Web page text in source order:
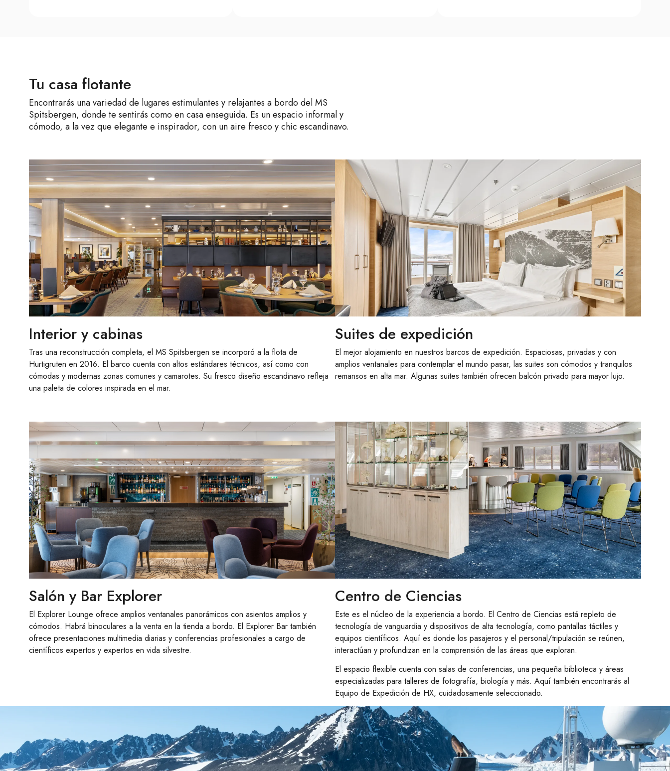
Tu casa flotante
Encontrarás una variedad de lugares estimulantes y relajantes a bordo del MS
Spitsbergen, donde te sentirás como en casa enseguida. Es un espacio informal y
cómodo, a la vez que elegante e inspirador, con un aire fresco y chic escandinavo.
Interior y cabinas
Tras una reconstrucción completa, el MS Spitsbergen se incorporó a la flota de
Hurtigruten en 2016. El barco cuenta con altos estándares técnicos, así como con
cómodas y modernas zonas comunes y camarotes. Su fresco diseño escandinavo refleja
una paleta de colores inspirada en el mar.
Suites de expedición
El mejor alojamiento en nuestros barcos de expedición. Espaciosas, privadas y con
amplios ventanales para contemplar el mundo pasar, las suites son cómodos y tranquilos
remansos en alta mar. Algunas suites también ofrecen balcón privado para mayor lujo.
Centro de Ciencias
Este es el núcleo de la experiencia a bordo. El Centro de Ciencias está repleto de
tecnología de vanguardia y dispositivos de alta tecnología, como pantallas táctiles y
equipos científicos. Aquí es donde los pasajeros y el personal/tripulación se reúnen,
interactúan y profundizan en la comprensión de las áreas que exploran.
El espacio flexible cuenta con salas de conferencias, una pequeña biblioteca y áreas
especializadas para talleres de fotografía, biología y más. Aquí también encontrarás al
Equipo de Expedición de HX, cuidadosamente seleccionado.
Salón y Bar Explorer
El Explorer Lounge ofrece amplios ventanales panorámicos con asientos amplios y
cómodos. Habrá binoculares a la venta en la tienda a bordo. El Explorer Bar también
ofrece presentaciones multimedia diarias y conferencias profesionales a cargo de
científicos expertos y expertos en vida silvestre.